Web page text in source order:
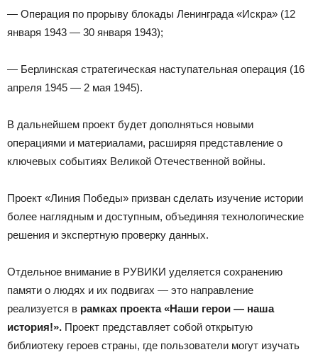
— Операция по прорыву блокады Ленинграда «Искра» (12
января 1943 — 30 января 1943);
— Берлинская стратегическая наступательная операция (16
апреля 1945 — 2 мая 1945).
В дальнейшем проект будет дополняться новыми
операциями и материалами, расширяя представление о
ключевых событиях Великой Отечественной войны.
Проект «Линия Победы» призван сделать изучение истории
более наглядным и доступным, объединяя технологические
решения и экспертную проверку данных.
Отдельное внимание в РУВИКИ уделяется сохранению
памяти о людях и их подвигах — это направление
реализуется в рамках проекта «Наши герои — наша
история!». Проект представляет собой открытую
библиотеку героев страны, где пользователи могут изучать